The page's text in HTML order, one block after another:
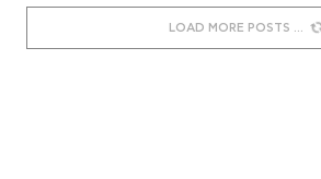
LOAD MORE POSTS